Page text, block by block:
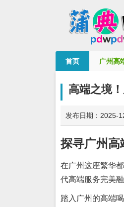
首页 广州高
高端之境
发布日期：2025-
探寻广州高
在广州这座繁华
代高端服务完美
踏入广州的高端